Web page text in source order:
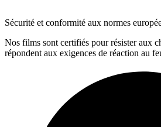
Sécurité et conformité aux normes
Nos films sont certifiés pour résister aux
répondent aux exigences de réaction au